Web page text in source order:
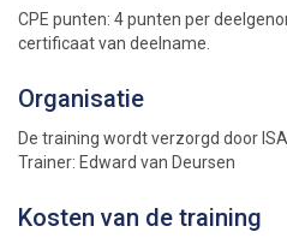
CPE punten: 4 punten per
certificaat van deelname.
Organisatie
De training wordt verzorgd door
Trainer: Edward van Deursen
Kosten van de training